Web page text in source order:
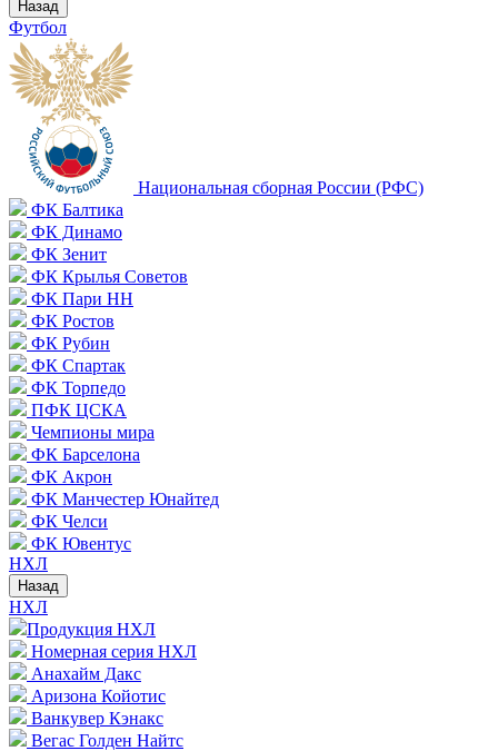
Назад
Футбол
Национальная сборная России (РФС)
ФК Балтика
ФК Динамо
ФК Зенит
ФК Крылья Советов
ФК Пари НН
ФК Ростов
ФК Рубин
ФК Спартак
ФК Торпедо
ПФК ЦСКА
Чемпионы мира
ФК Барселона
ФК Акрон
ФК Манчестер Юнайтед
ФК Челси
ФК Ювентус
НХЛ
Назад
НХЛ
Продукция НХЛ
Номерная серия НХЛ
Анахайм Дакс
Аризона Койотис
Ванкувер Кэнакс
Вегас Голден Найтс